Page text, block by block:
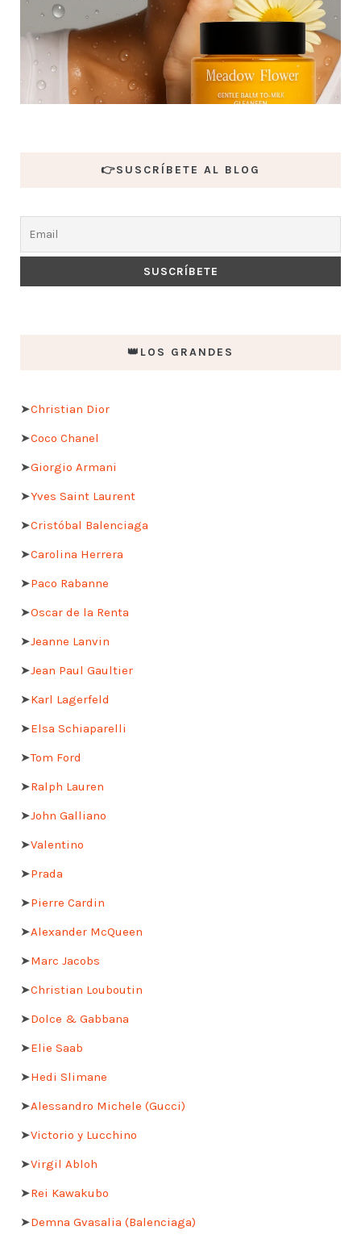
👉SUSCRÍBETE AL BLOG
👑LOS GRANDES
➤Christian Dior
➤Coco Chanel
➤Giorgio Armani
➤Yves Saint Laurent
➤Cristóbal Balenciaga
➤Carolina Herrera
➤Paco Rabanne
➤Oscar de la Renta
➤Jeanne Lanvin
➤Jean Paul Gaultier
➤Karl Lagerfeld
➤Elsa Schiaparelli
➤Tom Ford
➤Ralph Lauren
➤John Galliano
➤Valentino
➤Prada
➤Pierre Cardin
➤Alexander McQueen
➤Marc Jacobs
➤Christian Louboutin
➤Dolce & Gabbana
➤Elie Saab
➤Hedi Slimane
➤Alessandro Michele (Gucci)
➤Victorio y Lucchino
➤Virgil Abloh
➤Rei Kawakubo
➤Demna Gvasalia (Balenciaga)